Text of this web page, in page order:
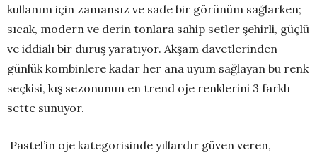
kullanım için zamansız ve sade bir görünüm sağlarken;
sıcak, modern ve derin tonlara sahip setler şehirli, güçlü
ve iddialı bir duruş yaratıyor. Akşam davetlerinden
günlük kombinlere kadar her ana uyum sağlayan bu renk
seçkisi, kış sezonunun en trend oje renklerini 3 farklı
sette sunuyor.
Pastel’in oje kategorisinde yıllardır güven veren,